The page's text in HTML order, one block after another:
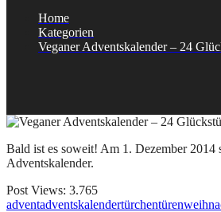
Home
Kategorien
Veganer Adventskalender – 24
Bald ist es soweit! Am 1. Dezember 2014
Adventskalender.
Post Views: 3.765
adventadventskalendertürchentüren